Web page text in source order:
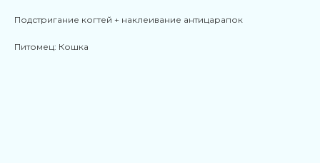
Подстригание когтей + наклеивание антицарапок
Питомец: Кошка